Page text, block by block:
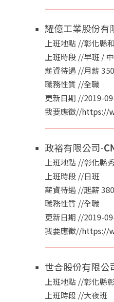
耀億工業股份有
上班地點 //彰化縣
上班時段 //早班 /
薪資待遇 //月薪
職務性質 //全職
更新日期 //2019-
我要應徵//https://
政裕有限公司-
上班地點 //彰化縣
上班時段 //日班
薪資待遇 //起薪
職務性質 //全職
更新日期 //2019-
我要應徵//https://
世合股份有限公
上班地點 //彰化縣
上班時段 //大夜班